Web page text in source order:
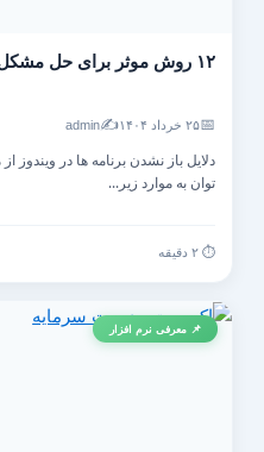
۱۲ روش موثر برای حل مشکل باز نشدن برنامه ها در ویندوز
۲۵ خرداد ۱۴۰۴ ✍️
admin
دلایل باز نشدن برنامه ها در ویندوز از
توان به موارد زیر...
📌 معرفی نرم افزار